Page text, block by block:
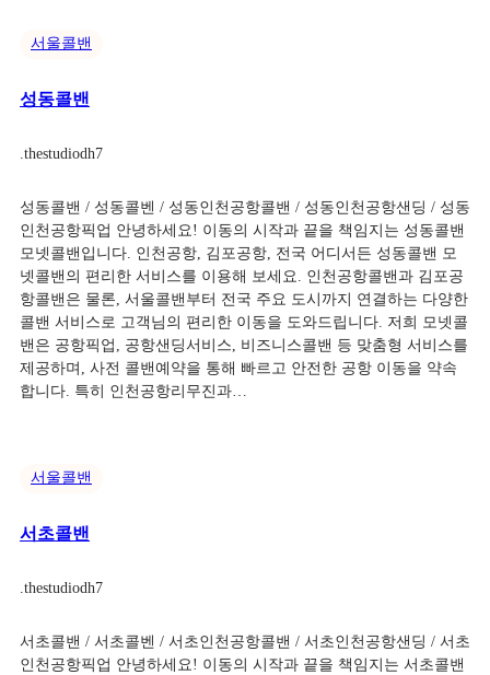
서울콜밴
성동콜밴
thestudiodh7
성동콜밴 / 성동콜벤 / 성동인천공항콜밴 / 성동인천공항샌딩 / 성동
인천공항픽업 안녕하세요! 이동의 시작과 끝을 책임지는 성동콜밴
모넷콜밴입니다. 인천공항, 김포공항, 전국 어디서든 성동콜밴 모
넷콜밴의 편리한 서비스를 이용해 보세요. 인천공항콜밴과 김포공
항콜밴은 물론, 서울콜밴부터 전국 주요 도시까지 연결하는 다양한
콜밴 서비스로 고객님의 편리한 이동을 도와드립니다. 저희 모넷콜
밴은 공항픽업, 공항샌딩서비스, 비즈니스콜밴 등 맞춤형 서비스를
제공하며, 사전 콜밴예약을 통해 빠르고 안전한 공항 이동을 약속
합니다. 특히 인천공항리무진과…
서울콜밴
서초콜밴
.thestudiodh7
서초콜밴 / 서초콜벤 / 서초인천공항콜밴 / 서초인천공항샌딩 / 서초
인천공항픽업 안녕하세요! 이동의 시작과 끝을 책임지는 서초콜밴